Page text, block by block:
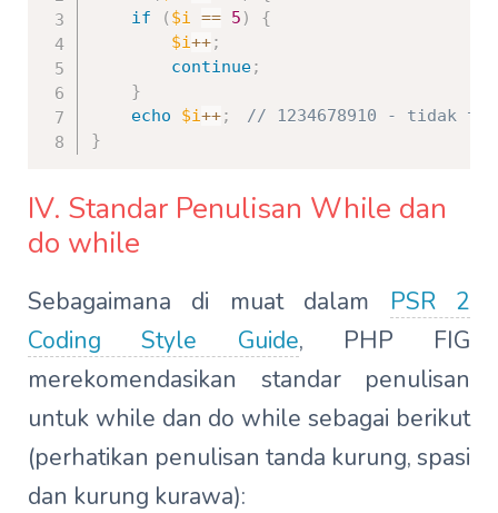
if
( $i == 5 )
{
$i++;
continue;
}
echo
$i++;
// 1234678910 - tidak
}
IV. Standar Penulisan While dan
do while
Sebagaimana di muat dalam PSR 2
Coding Style Guide, PHP FIG
merekomendasikan standar penulisan
untuk while dan do while sebagai berikut
(perhatikan penulisan tanda kurung, spasi
dan kurung kurawa):